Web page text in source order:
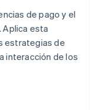
de pago y el
esta
estrategias de
interacción de los